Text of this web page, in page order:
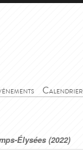
Calendrier
Élysées (2022)